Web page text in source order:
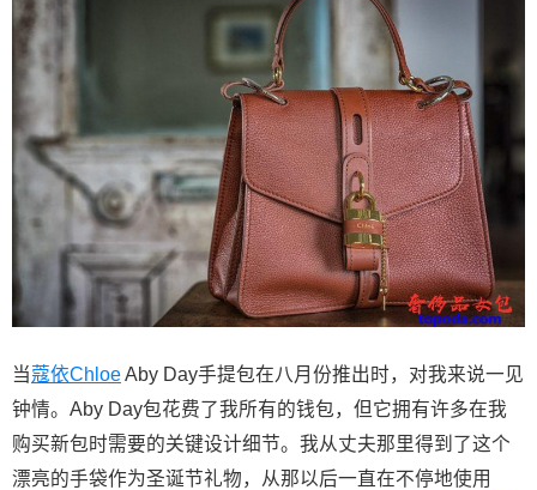
当蔻依ChloeAby Day手提包在八月份推出时，对我来说一见
钟情。Aby Day包花费了我所有的钱包，但它拥有许多在我
购买新包时需要的关键设计细节。我从丈夫那里得到了这个
漂亮的手袋作为圣诞节礼物，从那以后一直在不停地使用